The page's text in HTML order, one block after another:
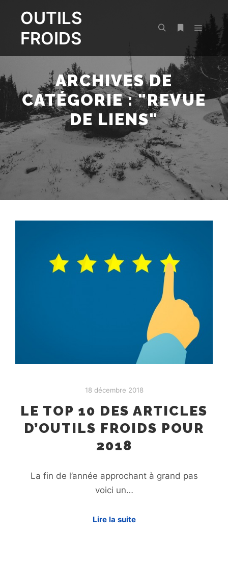
OUTILS
FROIDS
RechercherPlus d’infos
Menu
ARCHIVES DE
CATÉGORIE : "REVUE
DE LIENS"
18 décembre 2018
LE TOP 10 DES ARTICLES
D’OUTILS FROIDS POUR
2018
La fin de l’année approchant à grand pas
voici un…
Lire la suite